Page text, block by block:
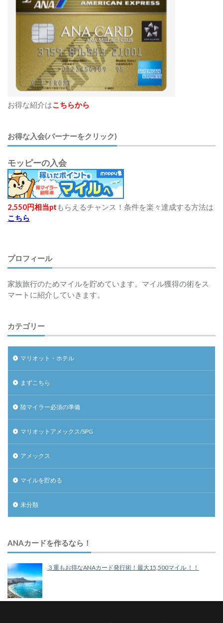
お得な紹介はこちらから
お得な入会(バーナーをクリック)
モッピーの入会
2,550円相当pt もらえるチャンス！条件を楽々達成する方法は
こちら
プロフィール
家族旅行のためマイルを貯めています。マイル獲得の術をス
マートに紹介していきます。
カテゴリー
マリオット・ホテル
まずこちら
陸マイラー必須の準備
マリオットアメックス/SPG
アメックス
マイルを貯める
未分類
ANAカードを作るなら！
３重もお得なANAカード発行術！最大15,500マイル ！！